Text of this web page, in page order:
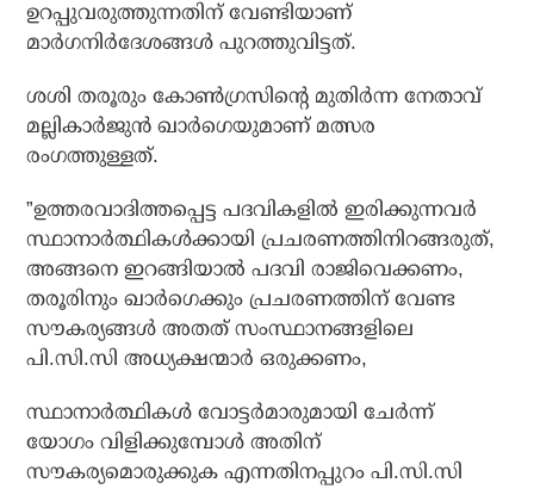
ഉറപ്പുവരുത്തുന്നതിന് വേണ്ടിയാണ്
മാര്‍ഗനിര്‍ദേശങ്ങള്‍ പുറത്തുവിട്ടത്.
ശശി തരൂരും കോണ്‍ഗ്രസിന്റെ മുതിര്‍ന്ന നേതാവ്
മല്ലികാര്‍ജുന്‍ ഖാര്‍ഗെയുമാണ് മത്സര
രംഗത്തുള്ളത്.
”ഉത്തരവാദിത്തപ്പെട്ട പദവികളില്‍ ഇരിക്കുന്നവര്‍
സ്ഥാനാര്‍ത്ഥികള്‍ക്കായി പ്രചരണത്തിനിറങ്ങരുത്,
അങ്ങനെ ഇറങ്ങിയാല്‍ പദവി രാജിവെക്കണം,
തരൂരിനും ഖാര്‍ഗെക്കും പ്രചരണത്തിന് വേണ്ട
സൗകര്യങ്ങള്‍ അതത് സംസ്ഥാനങ്ങളിലെ
പി.സി.സി അധ്യക്ഷന്മാര്‍ ഒരുക്കണം,
സ്ഥാനാര്‍ത്ഥികള്‍ വോട്ടര്‍മാരുമായി ചേര്‍ന്ന്
യോഗം വിളിക്കുമ്പോള്‍ അതിന്
സൗകര്യമൊരുക്കുക എന്നതിനപ്പുറം പി.സി.സി